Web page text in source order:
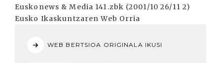
Euskonews & Media 141.zbk (2001/10 26/11 2)
Eusko Ikaskuntzaren Web Orria
WEB BERTSIOA ORIGINALA IKUSI